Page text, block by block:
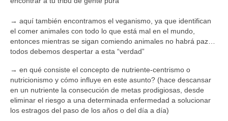
→ aquí también encontramos el veganismo, ya que identifican
el comer animales con todo lo que está mal en el mundo,
entonces mientras se sigan comiendo animales no habrá paz…
todos debemos despertar a esta “verdad”
→ en qué consiste el concepto de nutriente-centrismo o
nutricionismo y cómo influye en este asunto? (hace descansar
en un nutriente la consecución de metas prodigiosas, desde
eliminar el riesgo a una determinada enfermedad a solucionar
los estragos del paso de los años o del día a día)